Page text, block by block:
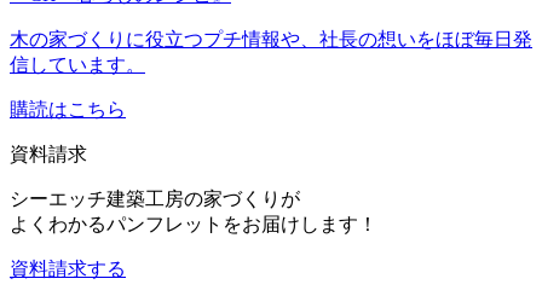
木の家づくりに役立つプチ情報や、社長の想いをほぼ毎日発
信しています。
購読はこちら
資料請求
シーエッチ建築工房の家づくりが
よくわかるパンフレットをお届けします！
資料請求する